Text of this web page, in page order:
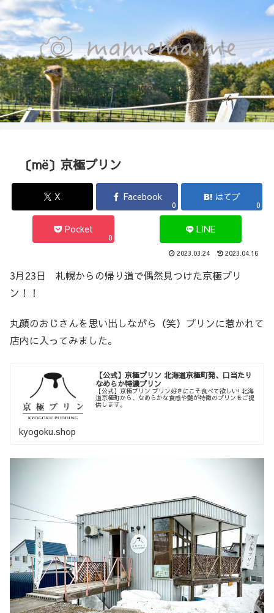
函館のカメラマン『Photo箱』naoのブログ
〔më〕京極プリン
X Facebook
0
はてブ
0
Pocket
0
LINE
2023.03.24 2023.04.16
3月23日 札幌からの帰り道で偶然見つけた京極プリ
ン！！
丸顔のおじさんを思い出しながら（笑）プリンに惹かれて
店内に入ってみました。
【公式】京極プリン 北海道京極町発、口当たり
なめらか特濃プリン
【公式】京極プリン プリン好きにこそ食べて欲しい! 北海
道京極町から、なめらかな食感や艶が特徴のプリンをご提
供します。
kyogoku.shop